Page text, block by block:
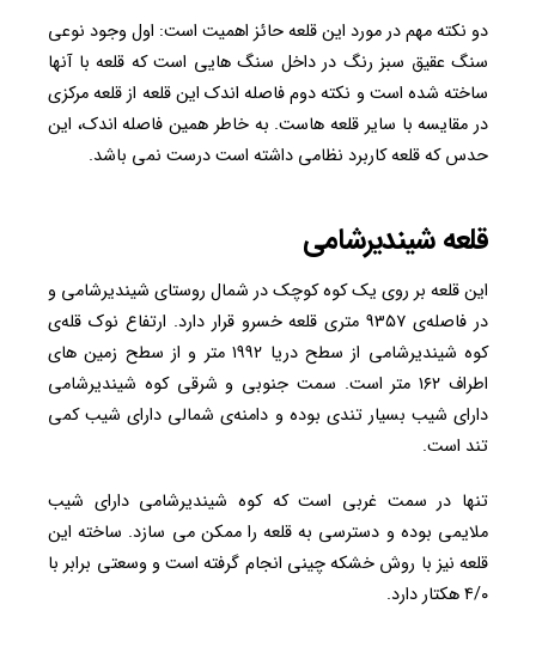
دو نکته‌ مهم در مورد این قلعه حائز اهمیت است: اول وجود نوعی
سنگ عقیق سبز رنگ در داخل سنگ‌ هایی است که قلعه با آنها
ساخته شده است و نکته دوم فاصله اندک این قلعه از قلعه مرکزی
در مقایسه با سایر قلعه هاست. به خاطر همین فاصله اندک، این
حدس که قلعه کاربرد نظامی داشته است درست نمی باشد.
قلعه شیندیرشامی
این قلعه بر روی یک کوه کوچک در شمال روستای شیندیرشامی و
در فاصله‌ی ۹۳۵۷ متری قلعه خسرو قرار دارد. ارتفاع نوک قله‌ی
کوه شیندیرشامی از سطح دریا ۱۹۹۲ متر و از سطح زمین های
اطراف ۱۶۲ متر است. سمت جنوبی و شرقی کوه شیندیرشامی
دارای شیب بسیار تندی بوده و دامنه‌ی شمالی دارای شیب کمی
تند است.
تنها در سمت غربی است که کوه شیندیرشامی دارای شیب
ملایمی بوده و دسترسی به قلعه را ممکن می سازد. ساخته این
قلعه نیز با روش خشکه چینی انجام گرفته است و وسعتی برابر با
۴/۰ هکتار دارد.